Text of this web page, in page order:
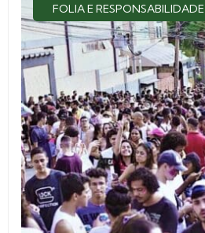
FOLIA E RESPONSABILIDADE